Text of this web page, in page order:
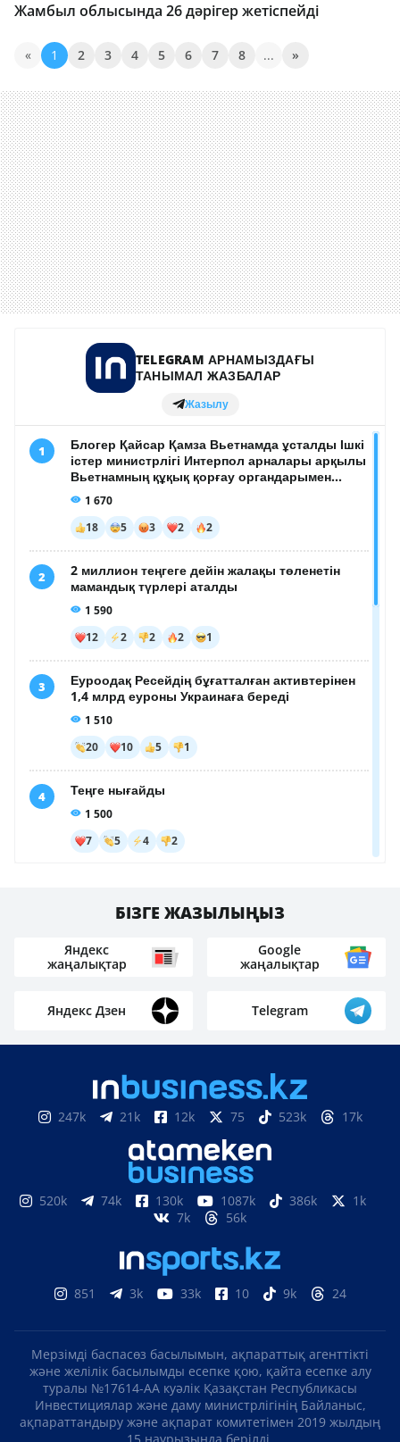
Жамбыл облысында 26 дәрігер жетіспейді
« 1 2 3 4 5 6 7 8 ... »
БІЗГЕ ЖАЗЫЛЫҢЫЗ
Яндекс
жаңалықтар
Google
жаңалықтар
Яндекс Дзен Telegram
247k 21k 12k 75 523k 17k
520k 74k 130k 1087k 386k
1k
7k
56k
851 3k 33k 10 9k 24
Мерзімді баспасөз басылымын, ақпараттық агенттікті
және желілік басылымды есепке қою, қайта есепке алу
туралы №17614-АА куәлік Қазақстан Республикасы
Инвестициялар және даму министрлігінің Байланыс,
ақпараттандыру және ақпарат комитетімен 2019 жылдың